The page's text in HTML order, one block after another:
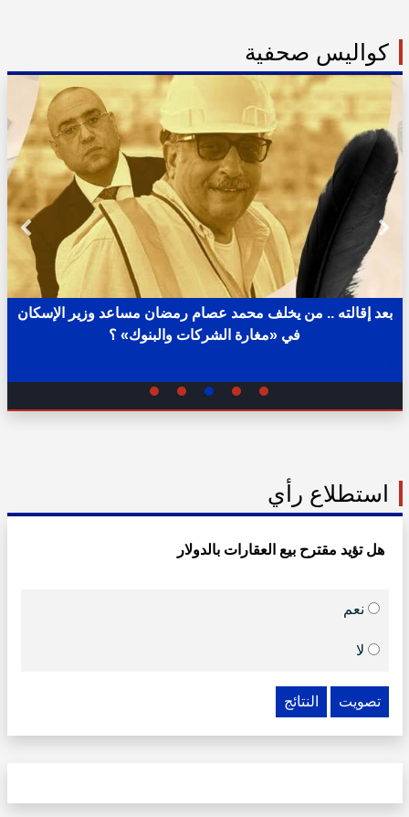
كواليس صحفية
بعد إقالته .. من يخلف محمد عصام رمضان مساعد وزير الإسكان
في «مغارة الشركات والبنوك» ؟
استطلاع رأي
هل تؤيد مقترح بيع العقارات بالدولار
نعم
لا
تصويت النتائج